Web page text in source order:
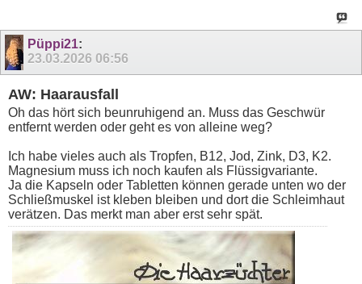
Püppi21:
23.03.2026 06:56
AW: Haarausfall
Oh das hört sich beunruhigend an. Muss das Geschwür
entfernt werden oder geht es von alleine weg?
Ich habe vieles auch als Tropfen, B12, Jod, Zink, D3, K2.
Magnesium muss ich noch kaufen als Flüssigvariante.
Ja die Kapseln oder Tabletten können gerade unten wo der
Schließmuskel ist kleben bleiben und dort die Schleimhaut
verätzen. Das merkt man aber erst sehr spät.